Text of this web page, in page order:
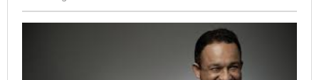
Politik
Anies
Baswedan